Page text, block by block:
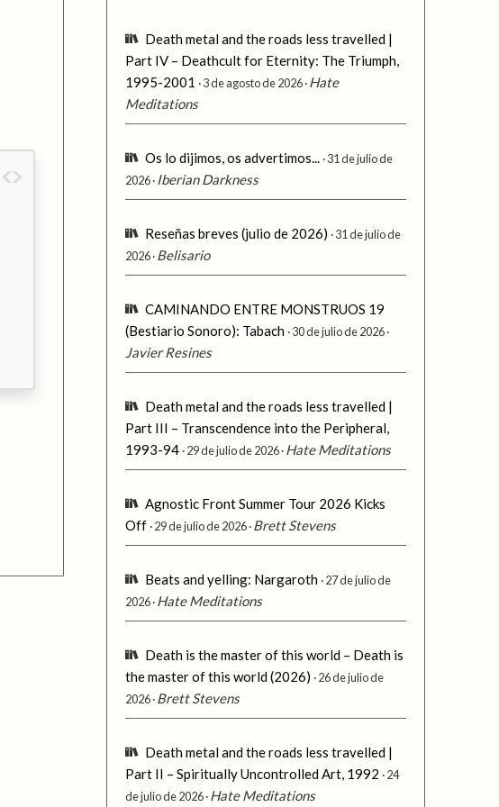
Death metal and the roads less travelled |
Part IV – Deathcult for Eternity: The Triumph,
1995-2001
3 de agosto de 2026 Hate
Meditations
Os lo dijimos, os advertimos... 31 de julio de
2026 Iberian Darkness
Reseñas breves (julio de 2026)
31 de julio de
2026 Belisario
CAMINANDO ENTRE MONSTRUOS 19
(Bestiario Sonoro): Tabach 30 de julio de 2026
Javier Resines
Death metal and the roads less travelled |
Part III – Transcendence into the Peripheral,
1993-94 29 de julio de 2026 Hate Meditations
Agnostic Front Summer Tour 2026 Kicks
Off 29 de julio de 2026 Brett Stevens
Beats and yelling: Nargaroth 27 de julio de
2026 Hate Meditations
Death is the master of this world – Death is
the master of this world (2026)
26 de julio de
2026 Brett Stevens
Death metal and the roads less travelled |
Part II – Spiritually Uncontrolled Art, 1992
24
de julio de 2026 Hate Meditations